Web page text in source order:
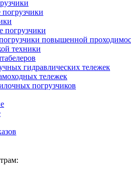
погрузчики
погрузчики
повышенной
техники
гидравлических тележек
тележек
погрузчиков